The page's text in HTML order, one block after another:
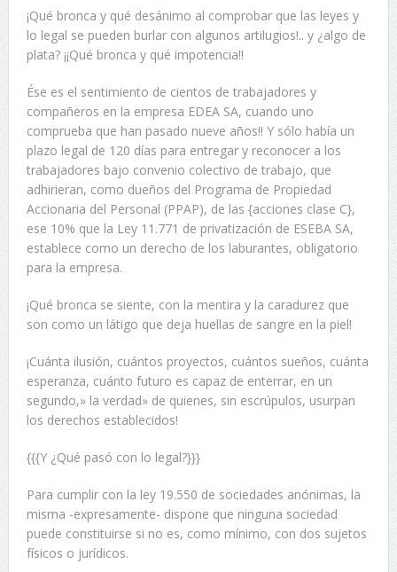
¡Qué bronca y qué desánimo al comprobar que las leyes y
lo legal se pueden burlar con algunos artilugios!.. y ¿algo de
plata? ¡¡Qué bronca y qué impotencia!!
Ése es el sentimiento de cientos de trabajadores y
compañeros en la empresa EDEA SA, cuando uno
comprueba que han pasado nueve años!! Y sólo había un
plazo legal de 120 días para entregar y reconocer a los
trabajadores bajo convenio colectivo de trabajo, que
adhirieran, como dueños del Programa de Propiedad
Accionaria del Personal (PPAP), de las {acciones clase C},
ese 10% que la Ley 11.771 de privatización de ESEBA SA,
establece como un derecho de los laburantes, obligatorio
para la empresa.
¡Qué bronca se siente, con la mentira y la caradurez que
son como un látigo que deja huellas de sangre en la piel!
¡Cuánta ilusión, cuántos proyectos, cuántos sueños, cuánta
esperanza, cuánto futuro es capaz de enterrar, en un
segundo,» la verdad» de quienes, sin escrúpulos, usurpan
los derechos establecidos!
{{{Y ¿Qué pasó con lo legal?}}}
Para cumplir con la ley 19.550 de sociedades anónimas, la
misma -expresamente- dispone que ninguna sociedad
puede constituirse si no es, como mínimo, con dos sujetos
físicos o jurídicos.